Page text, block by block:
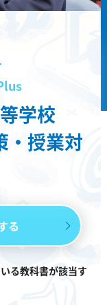
学校
・授業対
る
る教科書が該当す